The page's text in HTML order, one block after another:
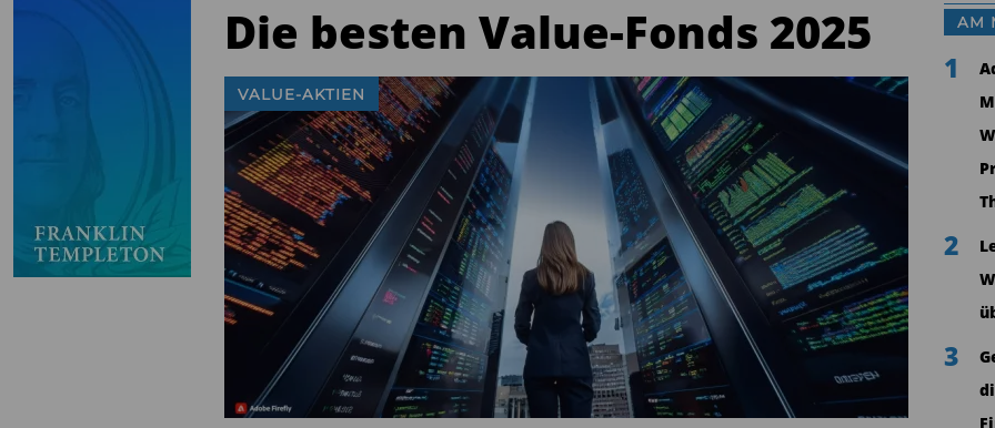
Die besten Value-Fonds 2025
VALUE-AKTIEN
AM
1
2
3